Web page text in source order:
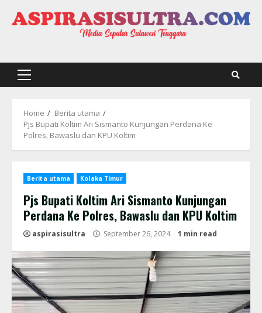
Primary
Home
Berita utama
Pjs Bupati Koltim Ari Sismanto Kunjungan Perdana Ke
Polres, Bawaslu dan KPU Koltim
Berita utama Kolaka Timur
Pjs Bupati Koltim Ari Sismanto Kunjungan
Perdana Ke Polres, Bawaslu dan KPU Koltim
aspirasisultra September 26, 2024 1 min read